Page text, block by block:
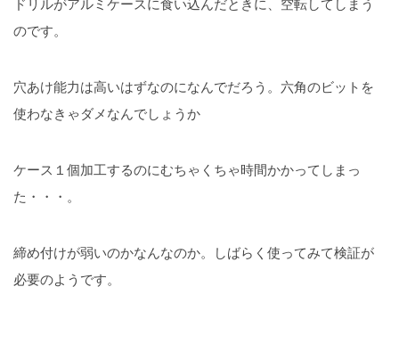
ドリルがアルミケースに食い込んだときに、空転してしまう
のです。
穴あけ能力は高いはずなのになんでだろう。六角のビットを
使わなきゃダメなんでしょうか
ケース１個加工するのにむちゃくちゃ時間かかってしまっ
た・・・。
締め付けが弱いのかなんなのか。しばらく使ってみて検証が
必要のようです。